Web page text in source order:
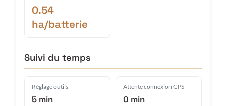
0.54
ha/batterie
Suivi du temps
Réglage outils
5 min
Attente connexion GPS
0 min